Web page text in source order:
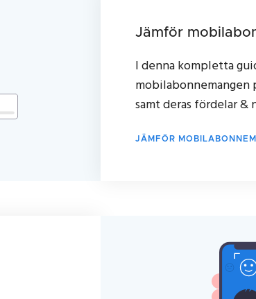
Jämför
I denna kompletta
mobilabonnemangen
samt deras fördelar &
JÄMFÖR